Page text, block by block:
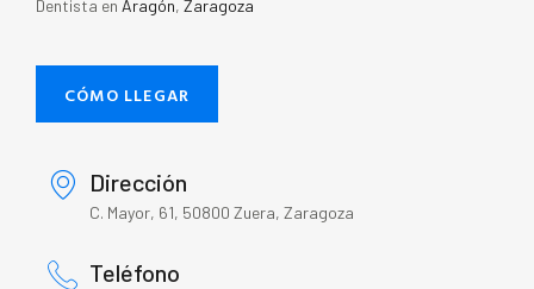
Dentista en Aragón, Zaragoza
CÓMO LLEGAR
Dirección
C. Mayor, 61, 50800 Zuera, Zaragoza
Teléfono